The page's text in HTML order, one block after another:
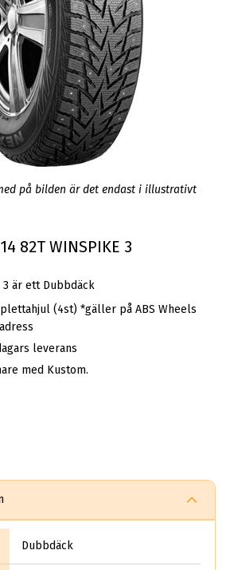
på bilden är det endast i illustrativt
82T WINSPIKE 3
3 är ett Dubbdäck
(4st) *gäller på ABS Wheels
leverans
med Kustom.
Dubbdäck